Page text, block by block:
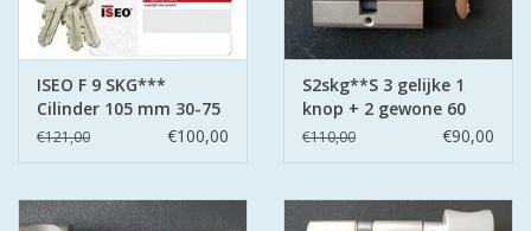
ISEO F 9 SKG***
Cilinder 105 mm 30-75
3 sleutels
€121,00 €100,00
S2skg**S 3 gelijke 1
knop + 2 gewone 60
mm 30-30
€110,00 €90,00